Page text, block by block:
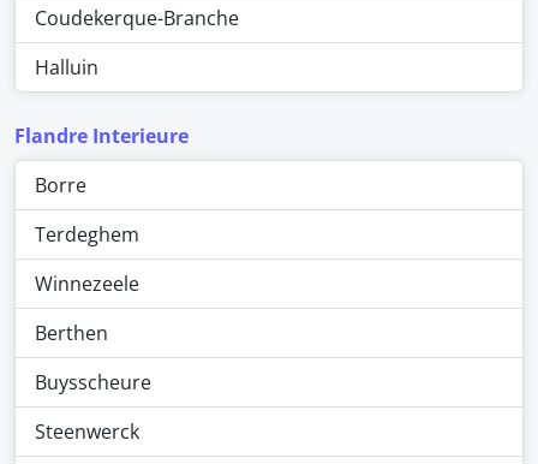
Coudekerque-Branche
Halluin
Flandre Interieure
Borre
Terdeghem
Winnezeele
Berthen
Buysscheure
Steenwerck